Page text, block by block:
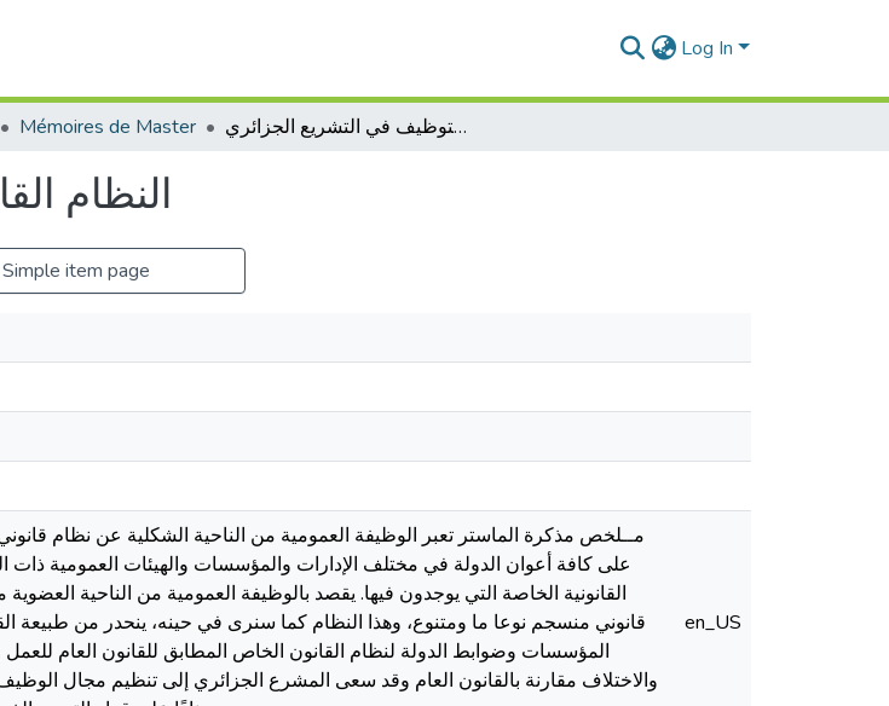
Log In
Mémoires de Master النظام القانوني للتوظيف في التشريع الجزائري
النظام
Simple item page
مــلخص مذكرة الماستر تعبر الوظيفة العمومية من الناحية الشكلية عن نظام
على كافة أعوان الدولة في مختلف الإدارات والمؤسسات والهيئات العمومية ذات
القانونية الخاصة التي يوجدون فيها. يقصد بالوظيفة العمومية من الناحية
قانوني منسجم نوعا ما ومتنوع، وهذا النظام كما سنرى في حينه، ينحدر من طبيعة
المؤسسات وضوابط الدولة لنظام القانون الخاص المطابق للقانون العام للعمل
والاختلاف مقارنة بالقانون العام وقد سعى المشرع الجزائري إلى تنظيم مجال
en_US